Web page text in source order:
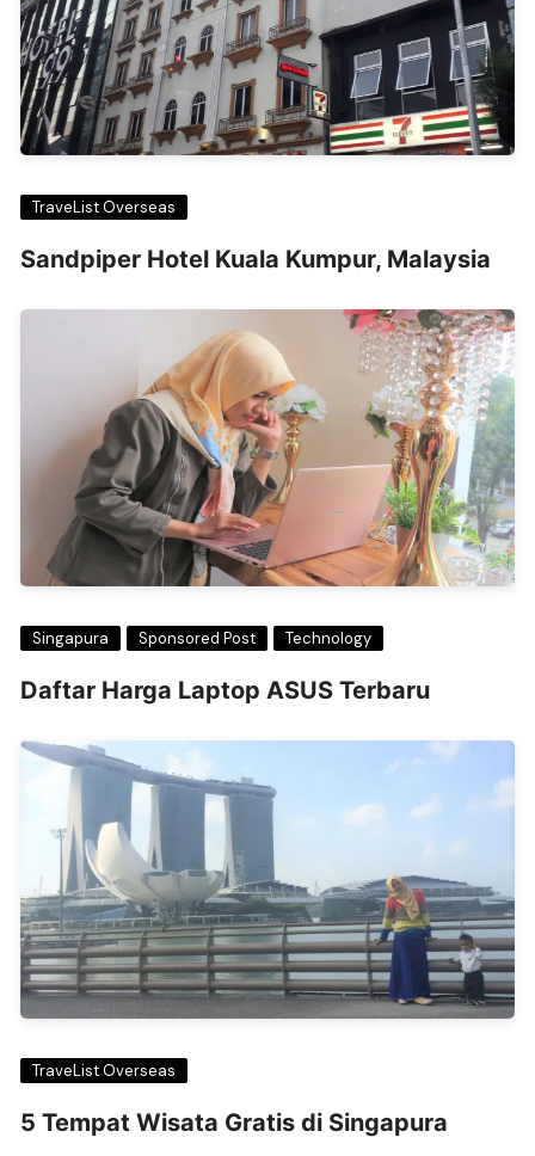
TraveList Overseas
Sandpiper Hotel Kuala Kumpur, Malaysia
Singapura Sponsored Post Technology
Daftar Harga Laptop ASUS Terbaru
TraveList Overseas
5 Tempat Wisata Gratis di Singapura